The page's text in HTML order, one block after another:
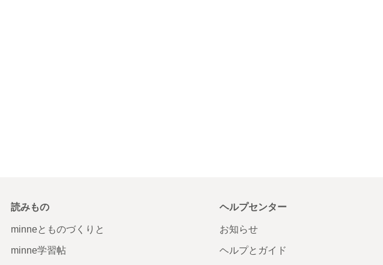
読みもの
minneとものづくりと
minne学習帖
ヘルプセンター
お知らせ
ヘルプとガイド